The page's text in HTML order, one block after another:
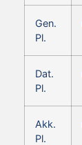
Gen.
Pl.
Dat.
Pl.
Akk.
Pl.